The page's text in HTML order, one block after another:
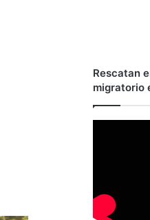
Rescatan
migratorio